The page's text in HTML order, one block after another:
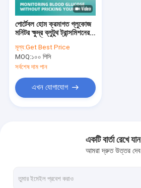
পোর্টেবল হোম ক্রমাগত গ্লুকোজ
মনিটর ক্ষুদ্র ব্লুটুথ ট্রান্সমিশনের
মূল্য:Get Best Price
MOQ:১০০ পিসি
সর্বশেষ দাম পান
এখন যোগাযোগ
একটি বার্তা রেখে যান
আমরা দ্রুত উত্তর দেব